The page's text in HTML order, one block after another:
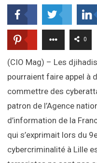
0
(CIO Mag) – Les
pourraient faire appel à
commettre des
patron de l’Agence
d’information de la
qui s’exprimait lors du
cybercriminalité à Lille